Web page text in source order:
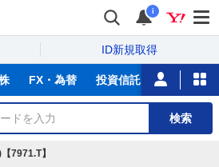
i
ID新規取得
FX・為替 投資信託 ニュース
検索
7971.T】